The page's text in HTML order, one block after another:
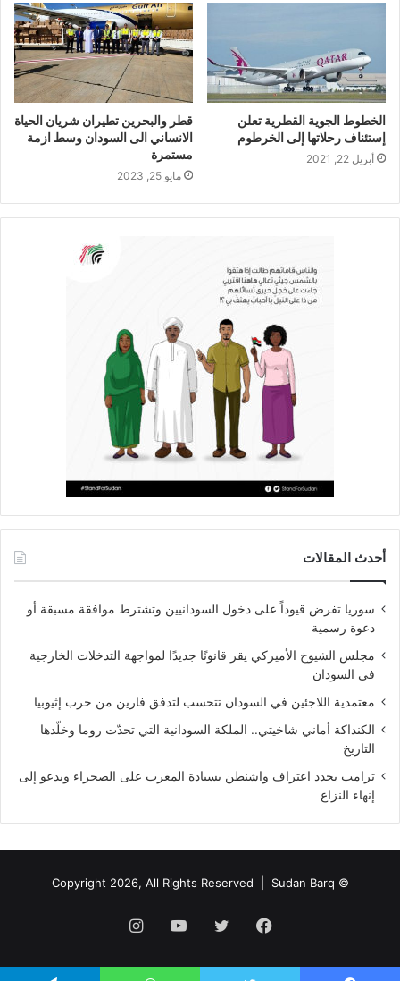
الخطوط الجوية القطرية تعلن
إستئناف رحلاتها إلى الخرطوم
أبريل 22, 2021
قطر والبحرين تطيران شريان الحياة
الانساني الى السودان وسط ازمة
مستمرة
مايو 25, 2023
أحدث المقالات
سوريا تفرض قيوداً على دخول السودانيين وتشترط موافقة مسبقة أو
دعوة رسمية
مجلس الشيوخ الأميركي يقر قانونًا جديدًا لمواجهة التدخلات الخارجية
في السودان
معتمدية اللاجئين في السودان تتحسب لتدفق فارين من حرب إثيوبيا
الكنداكة أماني شاخيتي.. الملكة السودانية التي تحدّت روما وخلّدها
التاريخ
ترامب يجدد اعتراف واشنطن بسيادة المغرب على الصحراء ويدعو إلى
إنهاء النزاع
© Copyright 2026, All Rights Reserved |
Sudan Barq
فيسبوك تويتر يوتيوبانستقرام